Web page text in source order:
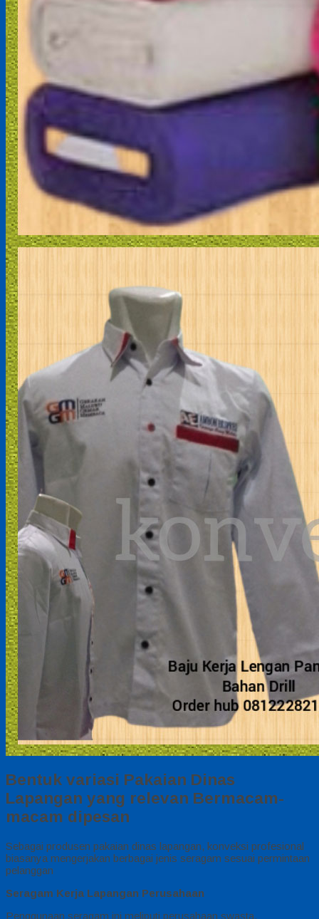
Bentuk variasi Pakaian Dinas
Lapangan yang relevan Bermacam-
macam dipesan
Sebagai produsen pakaian dinas lapangan, konveksi profesional
biasanya mengerjakan berbagai jenis seragam sesuai permintaan
pelanggan
Seragam Kerja Lapangan Perusahaan
Penggunaan seragam ini meliputi perusahaan swasta,